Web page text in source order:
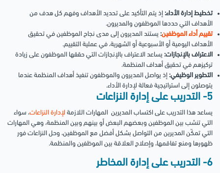
تخطيط إدارة الأداء: إذ يتم التأكيد على تحديد الأهداف وفهم كل هدف من
الأهداف التي حددها الموظفون والمديرون.
تقييم أداء الموظفين: يستند المديرون إلى مدى نجاح الموظفين في تحقيق
الأهداف اليومية أو الأسبوعية أو الشهرية، في عملية التقييم.
الاعتراف بالإنجازات: يساعد الاعتراف بالإنجازات التي حققها الموظفون على زيادة
تركيزهم في تحقيق أهداف المنظمة.
التطوير الوظيفي: إذ يواصل المديرون والموظفون تنفيذ أهداف المنظمة عندما
يتوصلون إلى استراتيجية فعالة لإدارة الأداء.
5- التدريب على إدارة النزاعات
يساعد هذا التدريب على اكتساب المديرين المهارات اللازمة لإدارة النزاعات، سواء
التي تنشب بين الموظفين وبعضهم البعض أو بينهم وبين المنظمة، وهي المهارات
التي تمكّن المديرين من التواصل بشكل أفضل مع الموظفين، وحل النزاعات فور
ظهورها ومنع تفاقمها، وإصلاح العلاقة بين الموظفين والمنظمة.
6- التدريب على إدارة المخاطر